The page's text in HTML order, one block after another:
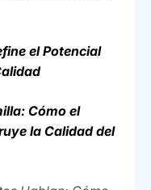
el Potencial
Cómo el
la Calidad del